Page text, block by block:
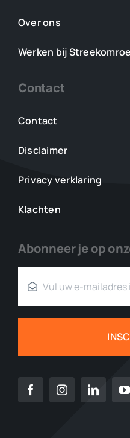
Over ons
Werken bij
Contact
Contact
Disclaimer
Privacy verklaring
Klachten
Abonneer je op